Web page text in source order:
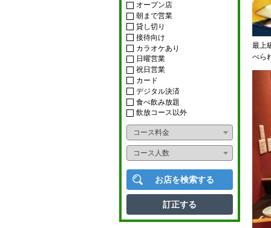
最上
べら
イタリアン
フレンチ
アジアンフード
タイ料理
中華料理
韓国料理
多国籍料理
寿司
かに料理
うなぎ
カラオケボックス
ナイトクラブ
スナック
ニュークラブ
ラウンジ
オープン店
朝まで営業
貸し切り
接待向け
カラオケあり
日曜営業
祝日営業
カード
デジタル決済
食べ飲み放題
飲放コース以外
コース料金
コース人数
お店を検索する
訂正する